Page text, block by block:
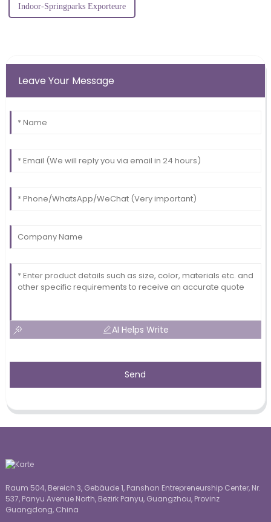
Indoor-Springparks Exporteure
Leave Your Message
AI Helps Write
Send
Raum 504, Bereich 3, Gebäude 1, Panshan Entrepreneurship Center, Nr.
537, Panyu Avenue North, Bezirk Panyu, Guangzhou, Provinz
Guangdong, China